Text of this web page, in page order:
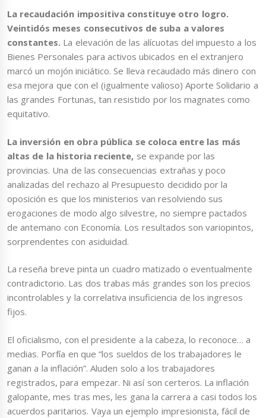
La recaudación impositiva constituye otro logro.
Veintidós meses consecutivos de suba a valores
constantes. La elevación de las alícuotas del impuesto a los
Bienes Personales para activos ubicados en el extranjero
marcó un mojón iniciático. Se lleva recaudado más dinero con
esa mejora que con el (igualmente valioso) Aporte Solidario a
las grandes Fortunas, tan resistido por los magnates como
equitativo.
La inversión en obra pública se coloca entre las más
altas de la historia reciente, se expande por las
provincias. Una de las consecuencias extrañas y poco
analizadas del rechazo al Presupuesto decidido por la
oposición es que los ministerios van resolviendo sus
erogaciones de modo algo silvestre, no siempre pactados
de antemano con Economía. Los resultados son variopintos,
sorprendentes con asiduidad.
La reseña breve pinta un cuadro matizado o eventualmente
contradictorio. Las dos trabas más grandes son los precios
incontrolables y la correlativa insuficiencia de los ingresos
fijos.
El oficialismo, con el presidente a la cabeza, lo reconoce… a
medias. Porfía en que “los sueldos de los trabajadores le
ganan a la inflación”. Aluden solo a los trabajadores
registrados, para empezar. Ni así son certeros. La inflación
galopante, mes tras mes, les gana la carrera a casi todos los
acuerdos paritarios. Vaya un ejemplo impresionista, fácil de